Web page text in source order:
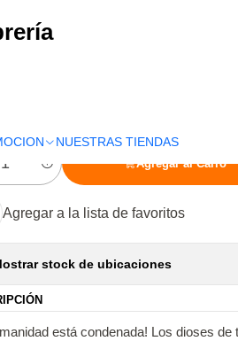
NUESTRAS TIENDAS
Agregar al Carro
Agregar a la lista de favoritos
stock de ubicaciones
está condenada! Los dioses